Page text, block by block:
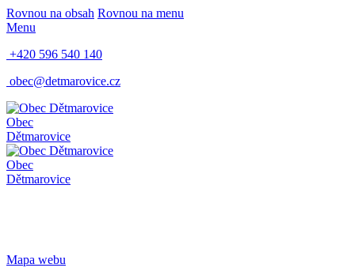
Rovnou na obsah Rovnou na menu
Menu
+420 596 540 140
obec@detmarovice.cz
Obec
Dětmarovice
Obec
Dětmarovice
Mapa webu